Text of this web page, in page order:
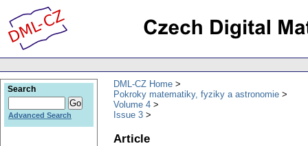
DML-CZ Home
Pokroky matematiky, fyziky a astronomie
Volume 4
Issue 3
Article
Search
Advanced Search